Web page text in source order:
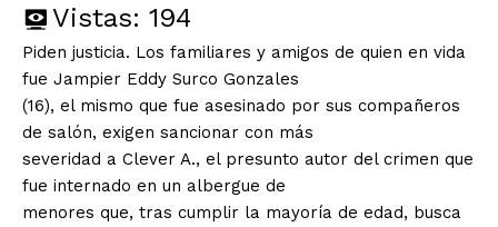
Vistas: 194
Piden justicia. Los familiares y amigos de quien en vida
fue Jampier Eddy Surco Gonzales
(16), el mismo que fue asesinado por sus compañeros
de salón, exigen sancionar con más
severidad a Clever A., el presunto autor del crimen que
fue internado en un albergue de
menores que, tras cumplir la mayoría de edad, busca